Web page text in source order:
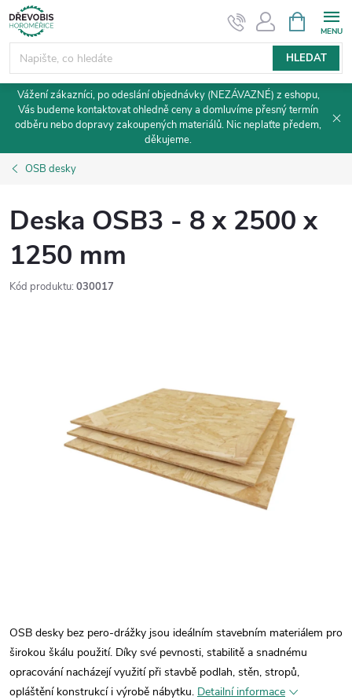
Přejít
na
obsah
HLEDAT
NÁKUPNÍ
KOŠÍK
Vážení zákazníci, po odeslání objednávky (NEZÁVAZNÉ) z eshopu,
Vás budeme kontaktovat ohledně ceny a domluvíme přesný termín
odběru nebo dopravy zakoupených materiálů. Nic neplaťte předem,
děkujeme.
OSB desky
Deska OSB3 - 8 x 2500 x
1250 mm
Kód produktu: 030017
OSB desky bez pero-drážky jsou ideálním stavebním materiálem pro
širokou škálu použití. Díky své pevnosti, stabilitě a snadnému
opracování nacházejí využití při stavbě podlah, stěn, stropů,
opláštění konstrukcí i výrobě nábytku. Detailní informace